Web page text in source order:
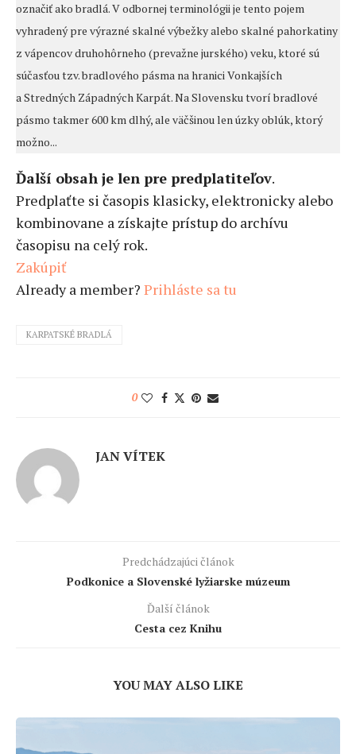
označiť ako bradlá. V odbornej terminológii je tento pojem
vyhradený pre výrazné skalné výbežky alebo skalné pahorkatiny
z vápencov druhohôrneho (prevažne jurského) veku, ktoré sú
súčasťou tzv. bradlového pásma na hranici Vonkajších
a Stredných Západných Karpát. Na Slovensku tvorí bradlové
pásmo takmer 600 km dlhý, ale väčšinou len úzky oblúk, ktorý
možno...
Ďalší obsah je len pre predplatiteľov.
Predplaťte si časopis klasicky, elektronicky alebo
kombinovane a získajte prístup do archívu
časopisu na celý rok.
Zakúpiť
Already a member? Prihláste sa tu
KARPATSKÉ BRADLÁ
0
JAN VÍTEK
Predchádzajúci článok
Podkonice a Slovenské lyžiarske múzeum
Ďalší článok
Cesta cez Knihu
YOU MAY ALSO LIKE